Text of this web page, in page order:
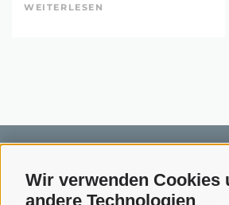
Wir verwenden Cookies
andere Technologien
WEITERLESEN